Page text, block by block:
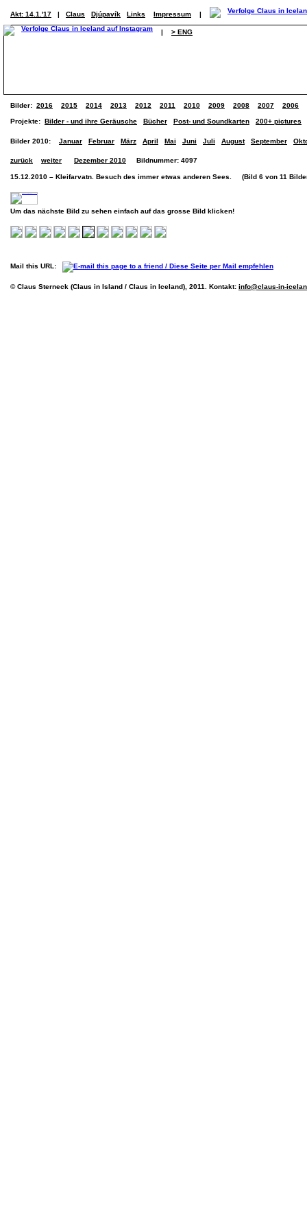
Akt: 14.1.'17 | Claus Djúpavík Links Impressum |
| > ENG
Bilder: 2016 2015 2014 2013 2012 2011 2010 2009 2008 2007 2006
Projekte: Bilder - und ihre Geräusche Bücher Post- und Soundkarten 200+ pictures
Bilder 2010: Januar Februar März April Mai Juni Juli August September
zurück weiter Dezember 2010 Bildnummer: 4097
15.12.2010 – Kleifarvatn. Besuch des immer etwas anderen Sees. (Bild 6 von 11
Um das nächste Bild zu sehen einfach auf das grosse Bild klicken!
Mail this URL:
© Claus Sterneck (Claus in Island / Claus in Iceland), 2011. Kontakt: info@claus-in-